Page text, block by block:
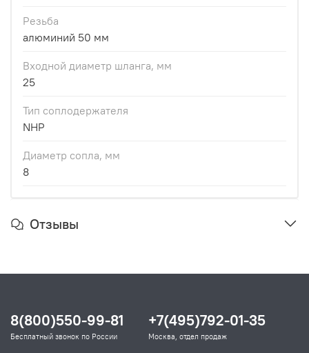
Резьба
алюминий 50 мм
Входной диаметр шланга, мм
25
Тип соплодержателя
NHP
Диаметр сопла, мм
8
Отзывы
8(800)550-99-81
Бесплатный звонок по России
+7(495)792-01-35
Москва, отдел продаж